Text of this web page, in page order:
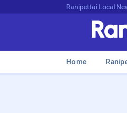
Ranipettai Local
Home